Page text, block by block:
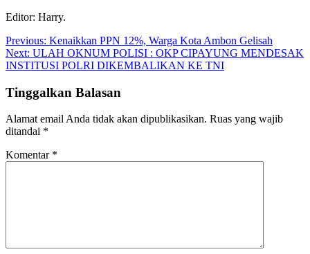
Editor: Harry.
Navigasi
pos
Previous: Kenaikkan PPN 12%, Warga Kota Ambon Gelisah
Next: ULAH OKNUM POLISI : OKP CIPAYUNG MENDESAK
INSTITUSI POLRI DIKEMBALIKAN KE TNI
Tinggalkan Balasan
Alamat email Anda tidak akan dipublikasikan. Ruas yang wajib
ditandai *
Komentar *